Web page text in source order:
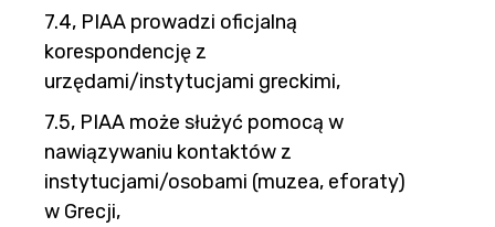
7.4, PIAA prowadzi oficjalną
korespondencję z
urzędami/instytucjami greckimi,
7.5, PIAA może służyć pomocą w
nawiązywaniu kontaktów z
instytucjami/osobami (muzea, eforaty)
w Grecji,